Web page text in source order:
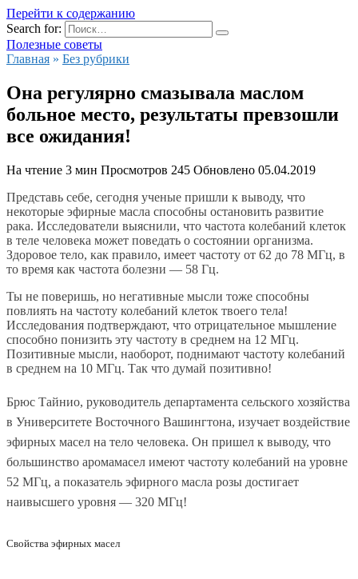
Перейти к содержанию
Search for:
Полезные советы
Главная » Без рубрики
Она регулярно смазывала маслом
больное место, результаты превзошли
все ожидания!
На чтение 3 мин Просмотров 245 Обновлено 05.04.2019
Представь себе, сегодня ученые пришли к выводу, что
некоторые эфирные масла способны остановить развитие
рака. Исследователи выяснили, что частота колебаний клеток
в теле человека может поведать о состоянии организма.
Здоровое тело, как правило, имеет частоту от 62 до 78 МГц, в
то время как частота болезни — 58 Гц.
Ты не поверишь, но негативные мысли тоже способны
повлиять на частоту колебаний клеток твоего тела!
Исследования подтверждают, что отрицательное мышление
способно понизить эту частоту в среднем на 12 МГц.
Позитивные мысли, наоборот, поднимают частоту колебаний
в среднем на 10 МГц. Так что думай позитивно!
Брюс Тайнио, руководитель департамента сельского хозяйства
в Университете Восточного Вашингтона, изучает воздействие
эфирных масел на тело человека. Он пришел к выводу, что
большинство аромамасел имеют частоту колебаний на уровне
52 МГц, а показатель эфирного масла розы достигает
наивысшего уровня — 320 МГц!
Свойства эфирных масел